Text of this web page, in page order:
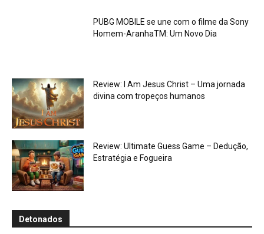
PUBG MOBILE se une com o filme da Sony
Homem-AranhaTM: Um Novo Dia
Review: I Am Jesus Christ – Uma jornada
divina com tropeços humanos
Review: Ultimate Guess Game – Dedução,
Estratégia e Fogueira
Detonados